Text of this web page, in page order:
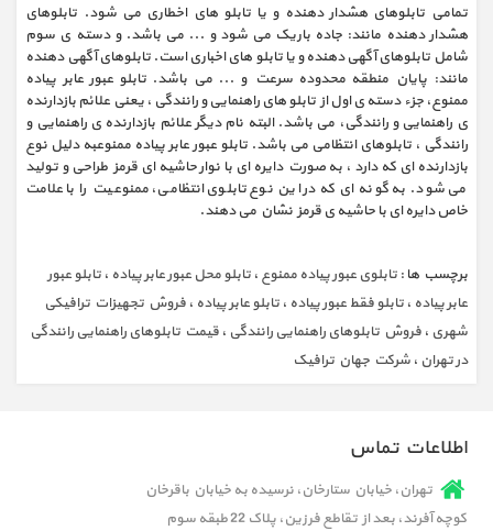
تمامی تابلوهای هشدار دهنده و یا تابلو های اخطاری می شود. تابلوهای
هشدار دهنده مانند: جاده باریک می شود و ... می باشد. و دسته ی سوم
شامل تابلوهای آگهی دهنده و یا تابلو های اخباری است. تابلوهای آگهی دهنده
مانند: پایان منطقه محدوده سرعت و ... می باشد. تابلو عبور عابر پیاده
ممنوع، جزء دسته ی اول از تابلو های راهنمایی و رانندگی ، یعنی علائم بازدارنده
ی راهنمایی و رانندگی، می باشد. البته نام دیگر علائم بازدارنده ی راهنمایی و
رانندگی ، تابلوهای انتظامی می باشد. تابلو عبور عابر پیاده ممنوعبه دلیل نوع
بازدارنده ای که دارد ، به صورت دایره ای با نوار حاشیه ای قرمز طراحی و تولید
می شود. به گونه ای که در این نوع تابلوی انتظامی، ممنوعیت را با علامت
خاص دایره ای با حاشیه ی قرمز نشان می دهند.
برچسب ها :تابلوی عبور پیاده ممنوع ،تابلو محل عبور عابر پیاده ،تابلو عبور
عابر پیاده ،تابلو فقط عبور پیاده ،تابلو عابر پیاده ،فروش تجهیزات ترافیکی
شهری ،فروش تابلوهای راهنمایی رانندگی ،قیمت تابلوهای راهنمایی رانندگی
در تهران ،شرکت جهان ترافیک
اطلاعات تماس
تهران، خیابان ستارخان، نرسیده به خیابان باقرخان
کوچه آفرند، بعد از تقاطع فرزین، پلاک 22 طبقه سوم